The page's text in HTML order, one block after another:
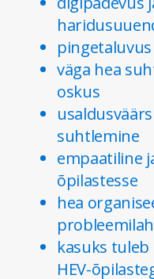
pingetaluvus
väga hea
oskus
suhtlemine
empaatiline
õpilastesse
hea
kasuks
HEV-